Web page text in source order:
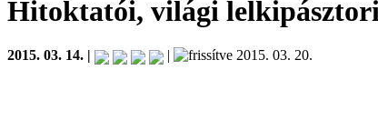
Hitoktatói, világi
2015. 03. 14. | | 2015. 03. 20.